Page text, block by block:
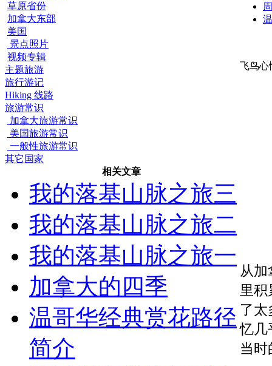
草原省份
加拿大东部
美国
景点照片
视频专辑
主题旅游
旅行游记
Hiking 线路
旅游常识
加拿大旅游常识
美国旅游常识
一般性旅游常识
其它国家
相关文章
我的落基山脉之旅三
我的落基山脉之旅二
我的落基山脉之旅一
加拿大的四季
温哥华经典赏花路径
简介
飞鸟心
从
里
了
忆几
当